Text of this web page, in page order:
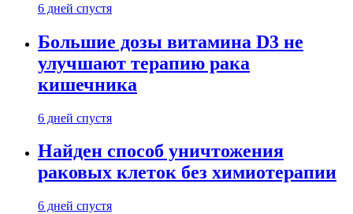
6 дней спустя
Большие дозы витамина D3 не
улучшают терапию рака
кишечника
6 дней спустя
Найден способ уничтожения
раковых клеток без химиотерапии
6 дней спустя